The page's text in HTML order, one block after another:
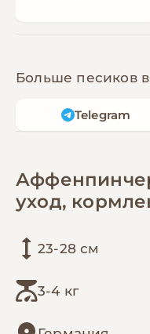
Больше песиков в
Telegram
уход,
23-28 см
3-4 кг